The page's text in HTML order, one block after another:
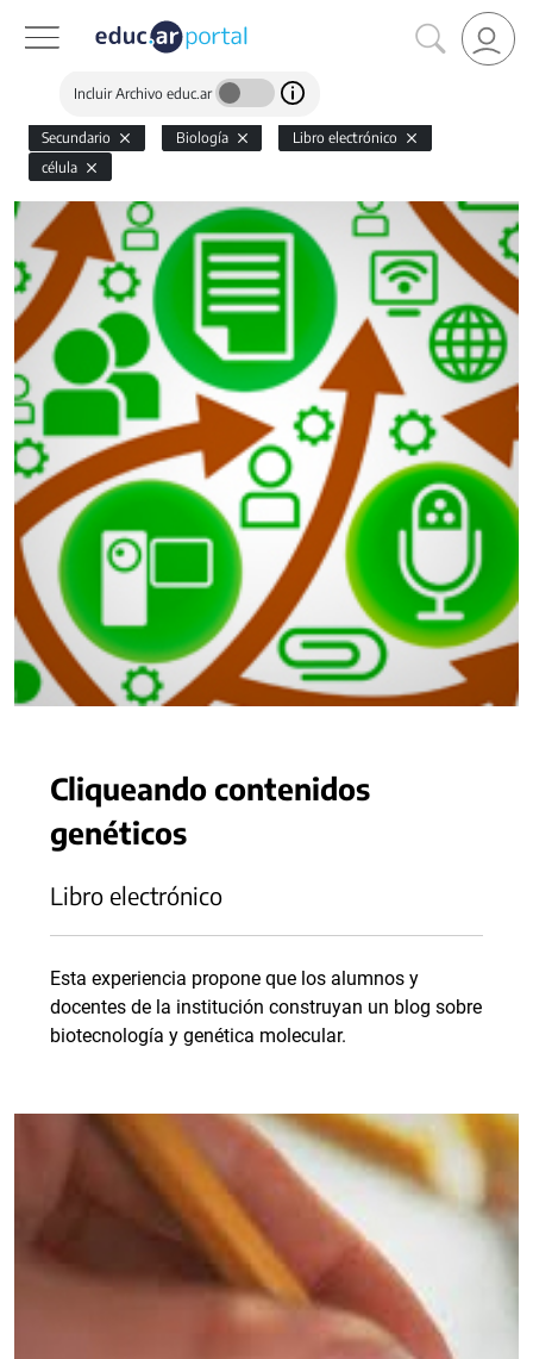
Incluir Archivo educ.ar
Secundario Biología
Libro electrónico
célula
Cliqueando contenidos
genéticos
Libro electrónico
Esta experiencia propone que los alumnos y
docentes de la institución construyan un blog sobre
biotecnología y genética molecular.